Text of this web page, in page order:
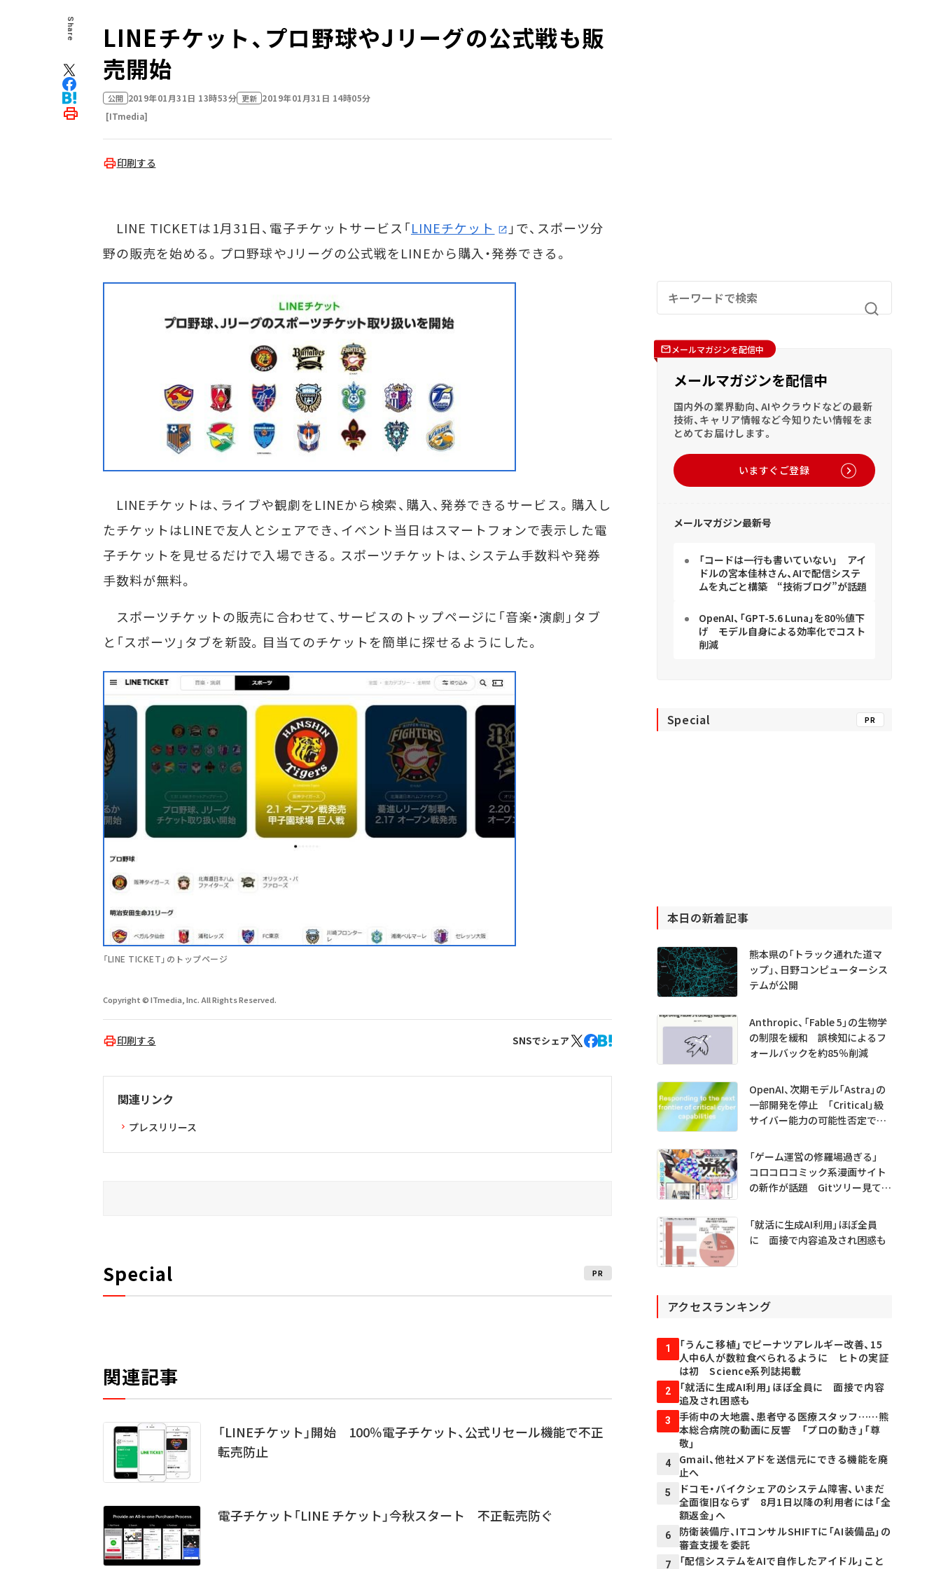
Share
LINEチケット、プロ野球やJリーグの公式戦も販
売開始
公開 2019年01月31日 13時53分 更新 2019年01月31日 14時05分
[ITmedia]
印刷する
LINE TICKETは1月31日、電子チケットサービス「LINEチケット
」で、スポーツ分
野の販売を始める。プロ野球やJリーグの公式戦をLINEから購入・発券できる。
LINEチケットは、ライブや観劇をLINEから検索、購入、発券できるサービス。購入し
たチケットはLINEで友人とシェアでき、イベント当日はスマートフォンで表示した電
子チケットを見せるだけで入場できる。スポーツチケットは、システム手数料や発券
手数料が無料。
スポーツチケットの販売に合わせて、サービスのトップページに「音楽・演劇」タブ
と「スポーツ」タブを新設。目当てのチケットを簡単に探せるようにした。
「LINE TICKET」のトップページ
Copyright © ITmedia, Inc. All Rights Reserved.
印刷する SNSでシェア
関連リンク
プレスリリース
Special PR
関連記事
「LINEチケット」開始 100％電子チケット、公式リセール機能で不正
転売防止
電子チケット「LINE チケット」今秋スタート 不正転売防ぐ
メールマガジンを配信中
メールマガジンを配信中
国内外の業界動向、AIやクラウドなどの最新
技術、キャリア情報など今知りたい情報をま
とめてお届けします。
いますぐご登録
メールマガジン最新号
「コードは一行も書いていない」 アイ
ドルの宮本佳林さん、AIで配信システ
ムを丸ごと構築 “技術ブログ”が話題
OpenAI、「GPT-5.6 Luna」を80％値下
げ モデル自身による効率化でコスト
削減
Special PR
本日の新着記事
熊本県の「トラック通れた道マ
ップ」、日野コンピューターシス
テムが公開
Anthropic、「Fable 5」の生物学
の制限を緩和 誤検知によるフ
ォールバックを約85％削減
OpenAI、次期モデル「Astra」の
一部開発を停止 「Critical」級
サイバー能力の可能性否定でき
「ゲーム運営の修羅場過ぎる」
コロコロコミック系漫画サイト
の新作が話題 Gitツリー見てガ
「就活に生成AI利用」ほぼ全員
に 面接で内容追及され困惑も
アクセスランキング
1
「うんこ移植」でピーナツアレルギー改善、15
人中6人が数粒食べられるように ヒトの実証
は初 Science系列誌掲載
2
「就活に生成AI利用」ほぼ全員に 面接で内容
追及され困惑も
3
手術中の大地震、患者守る医療スタッフ……熊
本総合病院の動画に反響 「プロの動き」「尊
敬」
4
Gmail、他社メアドを送信元にできる機能を廃
止へ
5
ドコモ・バイクシェアのシステム障害、いまだ
全面復旧ならず 8月1日以降の利用者には「全
額返金」へ
6
防衛装備庁、ITコンサルSHIFTに「AI装備品」の
審査支援を委託
7
「配信システムをAIで自作したアイドル」こと